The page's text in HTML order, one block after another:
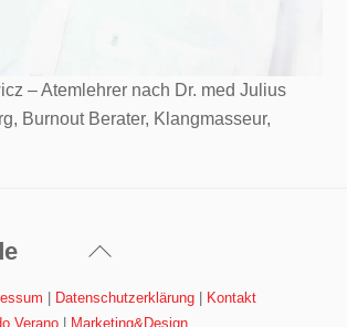
– Atemlehrer nach Dr. med Julius
Burnout Berater, Klangmasseur,
Back
Top
Datenschutzerklärung
Kontakt
Verano
Marketing&Design